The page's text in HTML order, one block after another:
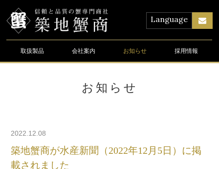
Language
取扱製品 会社案内 お知らせ 採用情報
お知らせ
2022.12.08
築地蟹商が水産新聞（2022年12月5日）に掲
載されました